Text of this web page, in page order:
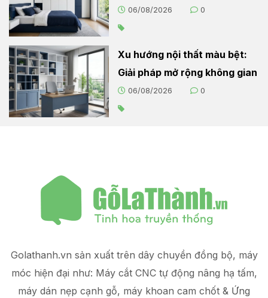
sống hiện đại
06/08/2026 0
Xu hướng nội thất màu bệt:
Giải pháp mở rộng không gian
06/08/2026 0
Golathanh.vn sản xuất trên dây chuyền đồng bộ, máy
móc hiện đại như: Máy cắt CNC tự động nâng hạ tấm,
máy dán nẹp cạnh gỗ, máy khoan cam chốt & Ứng